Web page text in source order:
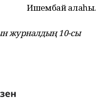
Ишембай ҡалаһы.
журналдың 10-сы